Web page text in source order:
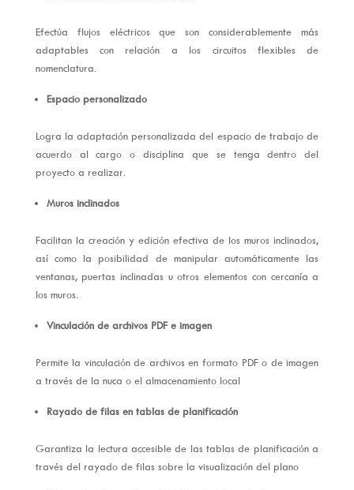
Efectúa flujos eléctricos que son considerablemente más
adaptables con relación a los circuitos flexibles de
nomenclatura.
Espacio personalizado
Logra la adaptación personalizada del espacio de trabajo de
acuerdo al cargo o disciplina que se tenga dentro del
proyecto a realizar.
Muros inclinados
Facilitan la creación y edición efectiva de los muros inclinados,
así como la posibilidad de manipular automáticamente las
ventanas, puertas inclinadas u otros elementos con cercanía a
los muros.
Vinculación de archivos PDF e imagen
Permite la vinculación de archivos en formato PDF o de imagen
a través de la nuca o el almacenamiento local
Rayado de filas en tablas de planificación
Garantiza la lectura accesible de las tablas de planificación a
través del rayado de filas sobre la visualización del plano